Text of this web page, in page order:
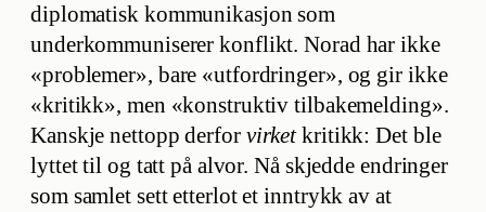
diplomatisk kommunikasjon som
underkommuniserer konflikt. Norad har ikke
«problemer», bare «utfordringer», og gir ikke
«kritikk», men «konstruktiv tilbakemelding».
Kanskje nettopp derfor virketkritikk: Det ble
lyttet til og tatt på alvor. Nå skjedde endringer
som samlet sett etterlot et inntrykk av at